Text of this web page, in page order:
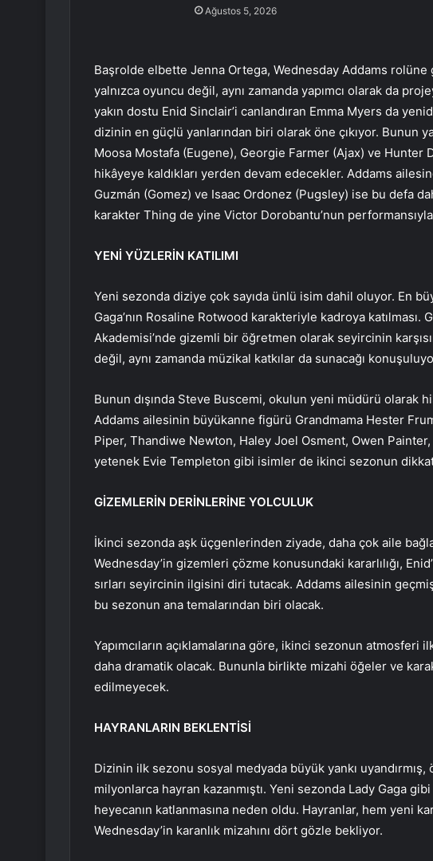
Ağustos 5, 2026
Başrolde elbette Jenna Ortega, Wednesday Addams rolüne
yalnızca oyuncu değil, aynı zamanda yapımcı olarak da
yakın dostu Enid Sinclair’i canlandıran Emma Myers da
dizinin en güçlü yanlarından biri olarak öne çıkıyor. Bunun
Moosa Mostafa (Eugene), Georgie Farmer (Ajax) ve Hunter
hikâyeye kaldıkları yerden devam edecekler. Addams
Guzmán (Gomez) ve Isaac Ordonez (Pugsley) ise bu defa
karakter Thing de yine Victor Dorobantu’nun
YENİ YÜZLERİN KATILIMI
Yeni sezonda diziye çok sayıda ünlü isim dahil oluyor. En
Gaga’nın Rosaline Rotwood karakteriyle kadroya
Akademisi’nde gizemli bir öğretmen olarak seyircinin
değil, aynı zamanda müzikal katkılar da sunacağı
Bunun dışında Steve Buscemi, okulun yeni müdürü olarak
Addams ailesinin büyükanne figürü Grandmama Hester
Piper, Thandiwe Newton, Haley Joel Osment, Owen
yetenek Evie Templeton gibi isimler de ikinci sezonun
GİZEMLERİN DERİNLERİNE YOLCULUK
İkinci sezonda aşk üçgenlerinden ziyade, daha çok aile
Wednesday’in gizemleri çözme konusundaki kararlılığı,
sırları seyircinin ilgisini diri tutacak. Addams ailesinin
bu sezonun ana temalarından biri olacak.
Yapımcıların açıklamalarına göre, ikinci sezonun atmosferi
daha dramatik olacak. Bununla birlikte mizahi öğeler ve
edilmeyecek.
HAYRANLARIN BEKLENTİSİ
Dizinin ilk sezonu sosyal medyada büyük yankı
milyonlarca hayran kazanmıştı. Yeni sezonda Lady Gaga
heyecanın katlanmasına neden oldu. Hayranlar, hem yeni
Wednesday’in karanlık mizahını dört gözle bekliyor.